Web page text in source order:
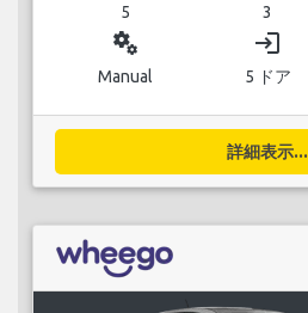
5 3
miscellaneous_services
Manual
login
5 ドア
詳細表示...